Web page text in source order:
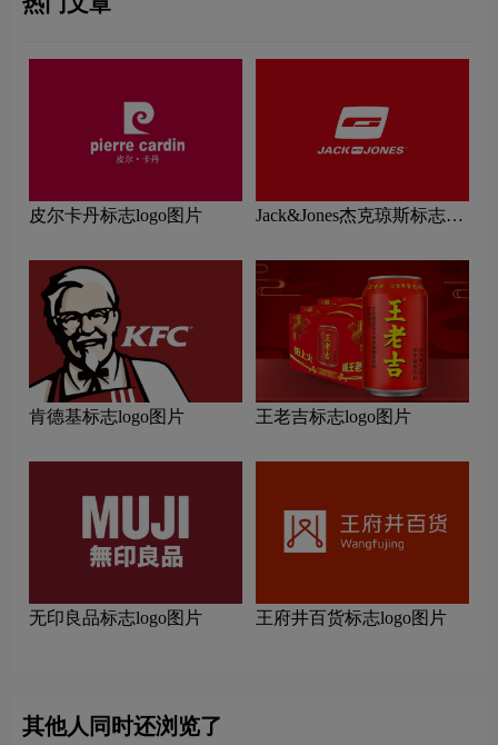
皮尔卡丹标志logo图片
Jack&Jones杰克琼斯标志
肯德基标志logo图片 王老吉标志logo图片
无印良品标志logo图片 王府井百货标志logo图片
其他人同时还浏览了